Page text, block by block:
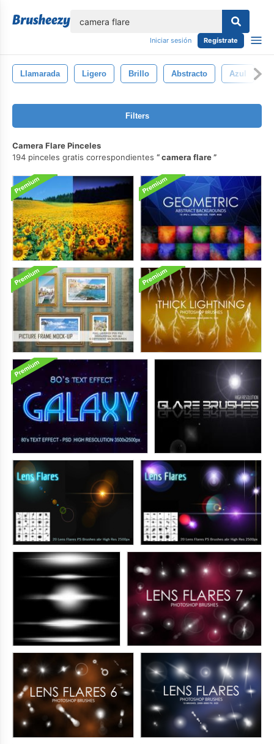
Iniciar sesión Regístrate
Llamarada Ligero Brillo Abstracto Azul
Filters
Camera Flare Pinceles
194 pinceles gratis correspondientes
camera flare